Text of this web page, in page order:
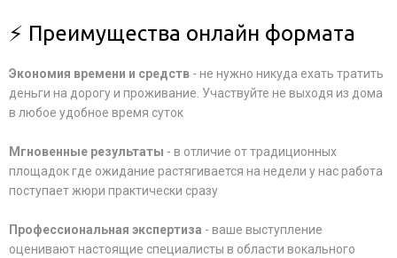
⚡ Преимущества онлайн формата
Экономия времени и средств - не нужно никуда ехать тратить
деньги на дорогу и проживание. Участвуйте не выходя из дома
в любое удобное время суток
Мгновенные результаты - в отличие от традиционных
площадок где ожидание растягивается на недели у нас работа
поступает жюри практически сразу
Профессиональная экспертиза - ваше выступление
оценивают настоящие специалисты в области вокального